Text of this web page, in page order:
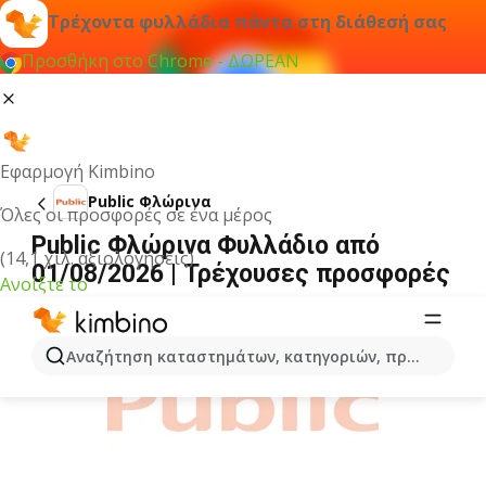
Τρέχοντα φυλλάδια πάντα στη διάθεσή σας
Προσθήκη στο Chrome - ΔΩΡΕΑΝ
Εφαρμογή Kimbino
Όλες οι προσφορές σε ένα μέρος
(14,1 χιλ. αξιολογήσεις)
Ανοίξτε το
Αναζήτηση καταστημάτων, κατηγοριών, προϊόντων...
Public Φλώρινα
Public Φλώρινα Φυλλάδιο από
01/08/2026 | Τρέχουσες προσφορές